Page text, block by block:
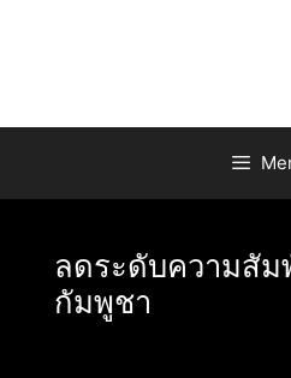
ลดระดับความสัม
กัมพูชา